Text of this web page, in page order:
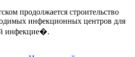
продолжается строительство
инфекционных центров для
инфекцие�.